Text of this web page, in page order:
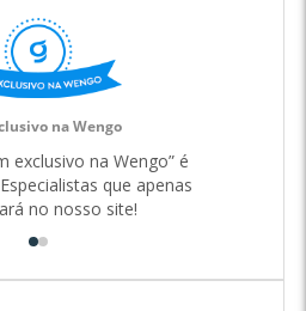
me a estudar Psicologia, para
sobre a mente humana,
desenvolver as minhas
Estas formações
oferecer uma abordagem clara,
me procura.
para as suas dúvidas,
na família ou em questões
na Wengo
exclusivo na Wengo” é
que apenas
no nosso site!